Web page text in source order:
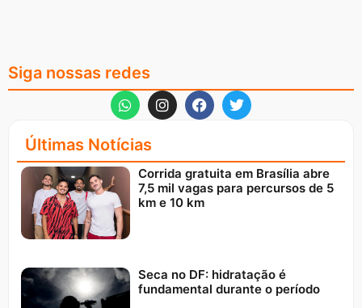
Siga nossas redes
Últimas Notícias
Corrida gratuita em Brasília abre
7,5 mil vagas para percursos de 5
km e 10 km
Seca no DF: hidratação é
fundamental durante o período